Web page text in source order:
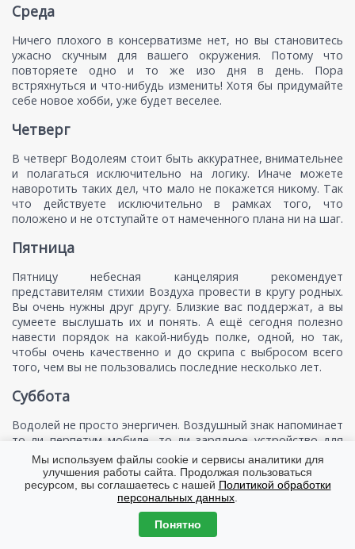
Среда
Ничего плохого в консерватизме нет, но вы становитесь
ужасно скучным для вашего окружения. Потому что
повторяете одно и то же изо дня в день. Пора
встряхнуться и что-нибудь изменить! Хотя бы придумайте
себе новое хобби, уже будет веселее.
Четверг
В четверг Водолеям стоит быть аккуратнее, внимательнее
и полагаться исключительно на логику. Иначе можете
наворотить таких дел, что мало не покажется никому. Так
что действуете исключительно в рамках того, что
положено и не отступайте от намеченного плана ни на шаг.
Пятница
Пятницу небесная канцелярия рекомендует
представителям стихии Воздуха провести в кругу родных.
Вы очень нужны друг другу. Близкие вас поддержат, а вы
сумеете выслушать их и понять. А ещё сегодня полезно
навести порядок на какой-нибудь полке, одной, но так,
чтобы очень качественно и до скрипа с выбросом всего
того, чем вы не пользовались последние несколько лет.
Суббота
Водолей не просто энергичен. Воздушный знак напоминает
то ли перпетум мобиле, то ли зарядное устройство для
батареек. В общем, источник бесконечной и бешеной
энергии. Поэтому вам категорически противопоказано
сегодня лениться и ничего не делать. Спорт. Домашние
дела. Хобби. Да всё, чего душе угодно. Только не сидеть на
Мы используем файлы cookie и сервисы аналитики для
улучшения работы сайта. Продолжая пользоваться
ресурсом, вы соглашаетесь с нашей Политикой обработки
персональных данных
Понятно